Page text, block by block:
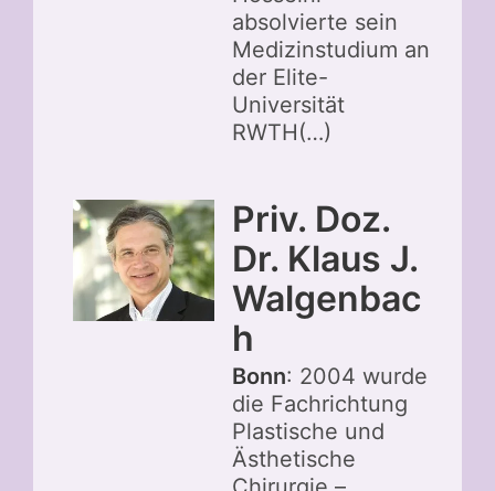
absolvierte sein
Medizinstudium an
der Elite-
Universität
RWTH(…)
Priv. Doz.
Dr. Klaus J.
Walgenbac
h
Bonn: 2004 wurde
die Fachrichtung
Plastische und
Ästhetische